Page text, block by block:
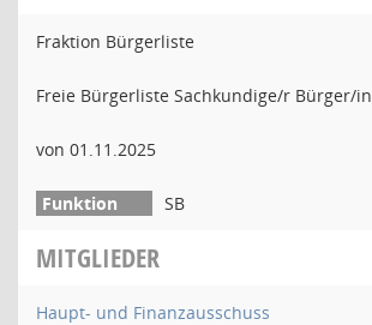
Fraktion Bürgerliste
Freie Bürgerliste Sachkundige/r Bürger/in
von 01.11.2025
SB
MITGLIEDER
Haupt- und Finanzausschuss